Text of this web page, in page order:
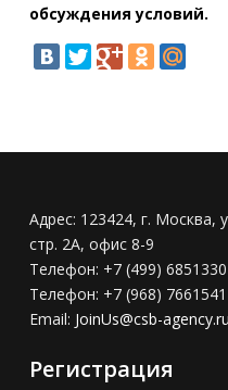
обсуждения условий.
Адрес: 123424, г. Москва,
стр. 2А, офис 8-9
Телефон: +7 (499) 6851330
Телефон: +7 (968) 7661541
Email: JoinUs@csb-agency.ru
Регистрация